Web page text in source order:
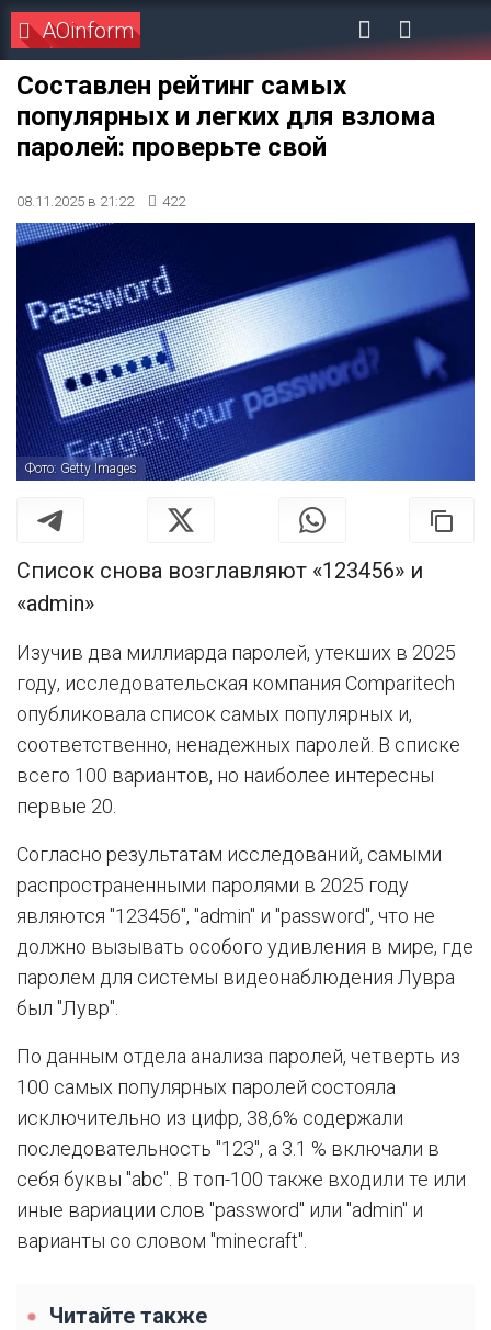
AOinform
Составлен рейтинг самых
популярных и легких для взлома
паролей: проверьте свой
08.11.2025 в 21:22 422
Фото: Getty Images
Список снова возглавляют «123456» и
«admin»
Изучив два миллиарда паролей, утекших в 2025
году, исследовательская компания Comparitech
опубликовала список самых популярных и,
соответственно, ненадежных паролей. В списке
всего 100 вариантов, но наиболее интересны
первые 20.
Согласно результатам исследований, самыми
распространенными паролями в 2025 году
являются "123456", "admin" и "password", что не
должно вызывать особого удивления в мире, где
паролем для системы видеонаблюдения Лувра
был "Лувр".
По данным отдела анализа паролей, четверть из
100 самых популярных паролей состояла
исключительно из цифр, 38,6% содержали
последовательность "123", а 3.1 % включали в
себя буквы "abc". В топ-100 также входили те или
иные вариации слов "password" или "admin" и
варианты со словом "minecraft".
Читайте также